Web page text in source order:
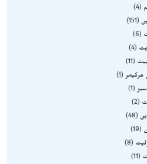
4
151
6
4
11
هرکیمر 1
سبز 1
2
48
19
8
11